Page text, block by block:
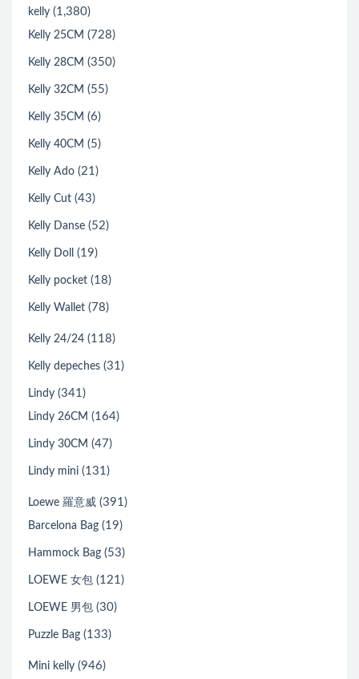
kelly (1,380)
Kelly 25CM (728)
Kelly 28CM (350)
Kelly 32CM (55)
Kelly 35CM (6)
Kelly 40CM (5)
Kelly Ado (21)
Kelly Cut (43)
Kelly Danse (52)
Kelly Doll (19)
Kelly pocket (18)
Kelly Wallet (78)
Kelly 24/24 (118)
Kelly depeches (31)
Lindy (341)
Lindy 26CM (164)
Lindy 30CM (47)
Lindy mini (131)
Loewe 羅意威 (391)
Barcelona Bag (19)
Hammock Bag (53)
LOEWE 女包 (121)
LOEWE 男包 (30)
Puzzle Bag (133)
Mini kelly (946)